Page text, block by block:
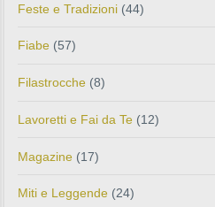
Feste e Tradizioni (44)
Fiabe (57)
Filastrocche (8)
Lavoretti e Fai da Te (12)
Magazine (17)
Miti e Leggende (24)